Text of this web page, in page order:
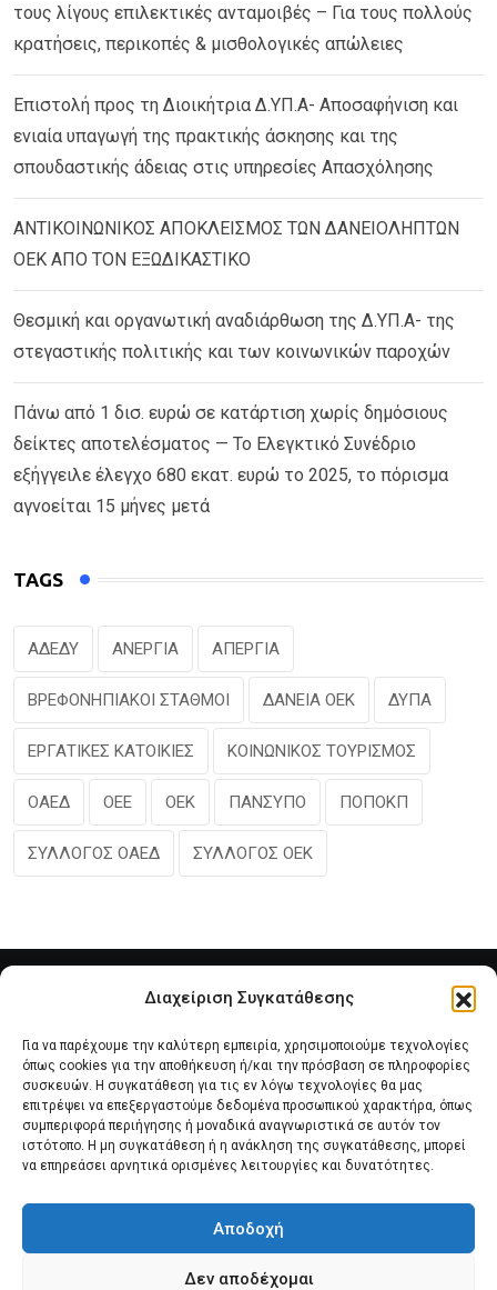
Διαχείριση Συγκατάθεσης
Για να παρέχουμε την καλύτερη εμπειρία, χρησιμοποιούμε τεχνολογίες
όπως cookies για την αποθήκευση ή/και την πρόσβαση σε πληροφορίες
συσκευών. Η συγκατάθεση για τις εν λόγω τεχνολογίες θα μας
επιτρέψει να επεξεργαστούμε δεδομένα προσωπικού χαρακτήρα, όπως
συμπεριφορά περιήγησης ή μοναδικά αναγνωριστικά σε αυτόν τον
ιστότοπο. Η μη συγκατάθεση ή η ανάκληση της συγκατάθεσης, μπορεί
να επηρεάσει αρνητικά ορισμένες λειτουργίες και δυνατότητες.
Αποδοχή
Δεν αποδέχομαι
τους λίγους επιλεκτικές ανταμοιβές – Για τους πολλούς
κρατήσεις, περικοπές & μισθολογικές απώλειες
Επιστολή προς τη Διοικήτρια Δ.ΥΠ.Α- Αποσαφήνιση και
ενιαία υπαγωγή της πρακτικής άσκησης και της
σπουδαστικής άδειας στις υπηρεσίες Απασχόλησης
ΑΝΤΙΚΟΙΝΩΝΙΚΟΣ ΑΠΟΚΛΕΙΣΜΟΣ ΤΩΝ ΔΑΝΕΙΟΛΗΠΤΩΝ
ΟΕΚ ΑΠΟ ΤΟΝ ΕΞΩΔΙΚΑΣΤΙΚΟ
Θεσμική και οργανωτική αναδιάρθωση της Δ.ΥΠ.Α- της
στεγαστικής πολιτικής και των κοινωνικών παροχών
Πάνω από 1 δισ. ευρώ σε κατάρτιση χωρίς δημόσιους
δείκτες αποτελέσματος — Το Ελεγκτικό Συνέδριο
εξήγγειλε έλεγχο 680 εκατ. ευρώ το 2025, το πόρισμα
αγνοείται 15 μήνες μετά
TAGS
ΑΔΕΔΥ ΑΝΕΡΓΙΑ ΑΠΕΡΓΙΑ
ΒΡΕΦΟΝΗΠΙΑΚΟΙ ΣΤΑΘΜΟΙ ΔΑΝΕΙΑ ΟΕΚ ΔΥΠΑ
ΕΡΓΑΤΙΚΕΣ ΚΑΤΟΙΚΙΕΣ ΚΟΙΝΩΝΙΚΟΣ ΤΟΥΡΙΣΜΟΣ
ΟΑΕΔ ΟΕΕ ΟΕΚ ΠΑΝΣΥΠΟ ΠΟΠΟΚΠ
ΣΥΛΛΟΓΟΣ ΟΑΕΔ ΣΥΛΛΟΓΟΣ ΟΕΚ
Αρχική Νέα του Συλλόγου Θέματα e-Magazino
Πολιτική Cookies (ΕΕ)